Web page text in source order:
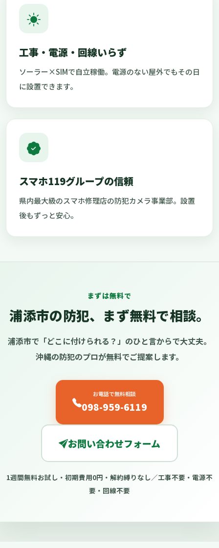
工事・電源・回線いらず
ソーラー×SIMで自立稼働。電源のない屋外でもその日
に設置できます。
スマホ119グループの信頼
県内最大級のスマホ修理店の防犯カメラ事業部。設置
後もずっと安心。
まずは無料で
浦添市の防犯、まず無料で相談。
浦添市で「どこに付けられる？」のひと言からで大丈夫。
沖縄の防犯のプロが無料でご提案します。
お電話で無料相談
098-959-6119
お問い合わせフォーム
1週間無料お試し・初期費用0円・解約縛りなし／工事不要・電源不
要・回線不要